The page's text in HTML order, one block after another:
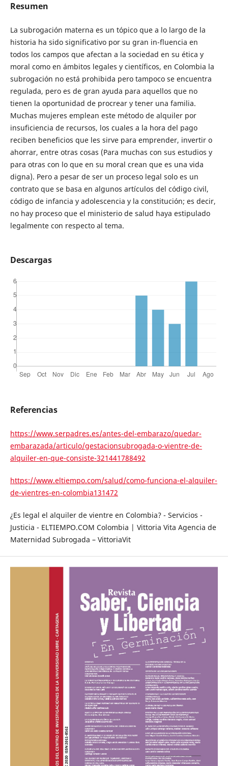
Resumen
La subrogación materna es un tópico que a lo largo de la
historia ha sido significativo por su gran in-fluencia en
todos los campos que afectan a la sociedad en su ética y
moral como en ámbitos legales y científicos, en Colombia la
subrogación no está prohibida pero tampoco se encuentra
regulada, pero es de gran ayuda para aquellos que no
tienen la oportunidad de procrear y tener una familia.
Muchas mujeres emplean este método de alquiler por
insuficiencia de recursos, los cuales a la hora del pago
reciben beneficios que les sirve para emprender, invertir o
ahorrar, entre otras cosas (Para muchas con sus estudios y
para otras con lo que en su moral crean que es una vida
digna). Pero a pesar de ser un proceso legal solo es un
contrato que se basa en algunos artículos del código civil,
código de infancia y adolescencia y la constitución; es decir,
no hay proceso que el ministerio de salud haya estipulado
legalmente con respecto al tema.
Descargas
Referencias
https://www.serpadres.es/antes-del-embarazo/quedar-
embarazada/articulo/gestacionsubrogada-o-vientre-de-
alquiler-en-que-consiste-321441788492
https://www.eltiempo.com/salud/como-funciona-el-alquiler-
de-vientres-en-colombia131472
¿Es legal el alquiler de vientre en Colombia? - Servicios -
Justicia - ELTIEMPO.COM Colombia | Vittoria Vita Agencia de
Maternidad Subrogada – VittoriaVit